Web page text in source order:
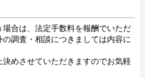
場合は、法定手数料を報酬でいただ
の調査・相談につきましては内容に
決めさせていただきますのでお気軽